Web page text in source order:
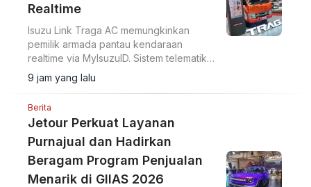
Realtime
Isuzu Link Traga AC memungkinkan
pemilik armada pantau kendaraan
realtime via MyIsuzuID. Sistem telematika
ini pantau lokasi, kecepatan, dan
operasional kendaraan.
9 jam yang lalu
Berita
Jetour Perkuat Layanan
Purnajual dan Hadirkan
Beragam Program Penjualan
Menarik di GIIAS 2026